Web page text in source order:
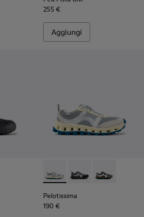
255 €
Aggiungi
Pelotissima - K101134-001 -
Pelotissima -Pelotissima -
Pelotissima
190 €